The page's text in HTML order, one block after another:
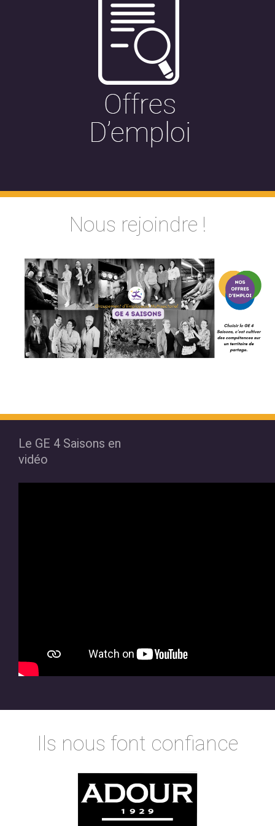
Nous rejoindre !
Le GE 4 Saisons en
vidéo
Ils nous font confiance